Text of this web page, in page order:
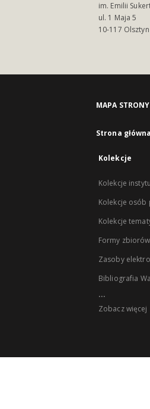
im. Emilii
ul. 1 Maja 5
10-117 Olsztyn
MAPA STRONY
Strona główna
Kolekcje
Kolekcje
Kolekcje osób
Kolekcje
Formy zbiorów
Zasoby
Bibliografia
...
Zobacz więcej